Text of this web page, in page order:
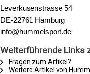
Leverkusenstrasse 54
DE-22761 Hamburg
info@hummelsport.de
Weiterführende Links
Fragen zum Artikel?
Weitere Artikel von